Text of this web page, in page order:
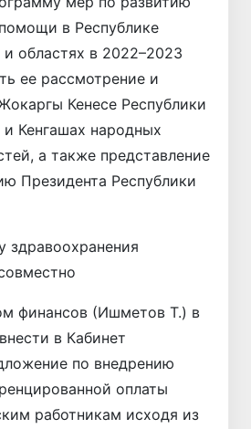
в Республике
и областях в 2022–2023
ее рассмотрение и
Кенесе Республики
и Кенгашах народных
а также представление
Президента Республики
здравоохранения
финансов (Ишметов Т.) в
в Кабинет
по внедрению
оплаты
работникам исходя из